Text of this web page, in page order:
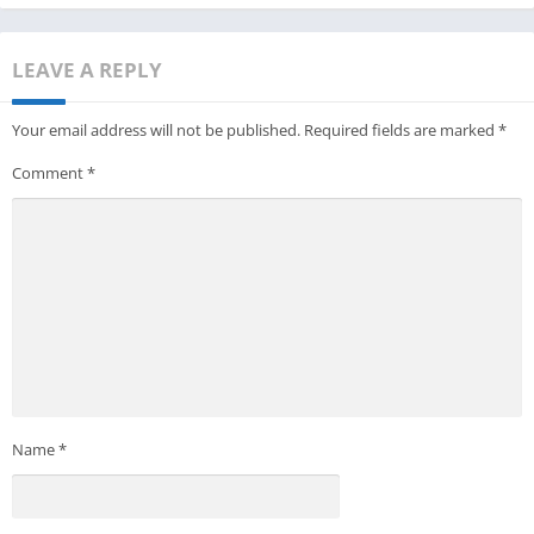
LEAVE A REPLY
Your email address will not be published. Required fields are marked *
Comment*
Name*